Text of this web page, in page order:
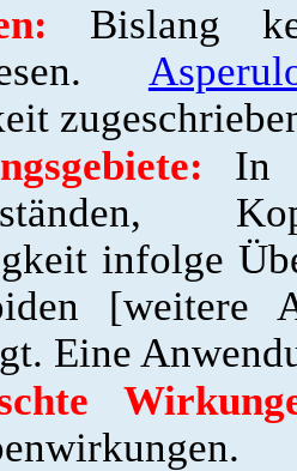
Bislang
In
infolge
[weitere
Eine